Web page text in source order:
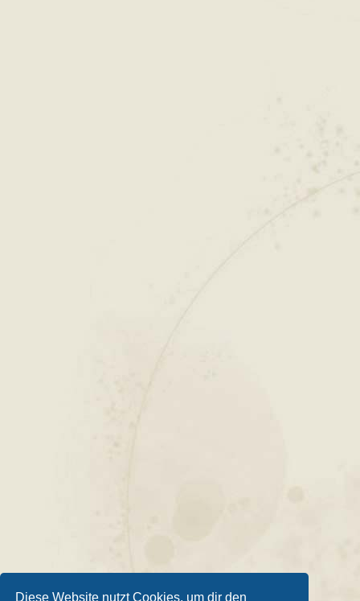
Diese Website nutzt Cookies, um dir den